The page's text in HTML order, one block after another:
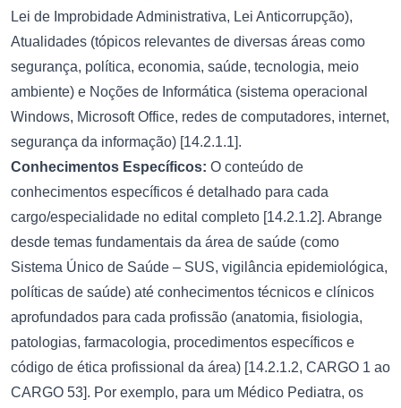
Lei de Improbidade Administrativa, Lei Anticorrupção),
Atualidades (tópicos relevantes de diversas áreas como
segurança, política, economia, saúde, tecnologia, meio
ambiente) e Noções de Informática (sistema operacional
Windows, Microsoft Office, redes de computadores, internet,
segurança da informação) [14.2.1.1].
Conhecimentos Específicos: O conteúdo de
conhecimentos específicos é detalhado para cada
cargo/especialidade no edital completo [14.2.1.2]. Abrange
desde temas fundamentais da área de saúde (como
Sistema Único de Saúde – SUS, vigilância epidemiológica,
políticas de saúde) até conhecimentos técnicos e clínicos
aprofundados para cada profissão (anatomia, fisiologia,
patologias, farmacologia, procedimentos específicos e
código de ética profissional da área) [14.2.1.2, CARGO 1 ao
CARGO 53]. Por exemplo, para um Médico Pediatra, os